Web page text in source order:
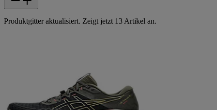
Produktgitter aktualisiert. Zeigt jetzt 13 Artikel an.